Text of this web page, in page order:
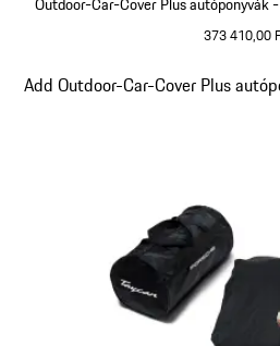
373 410,00
Add Outdoor-Car-Cover Plus
Dia 5/5